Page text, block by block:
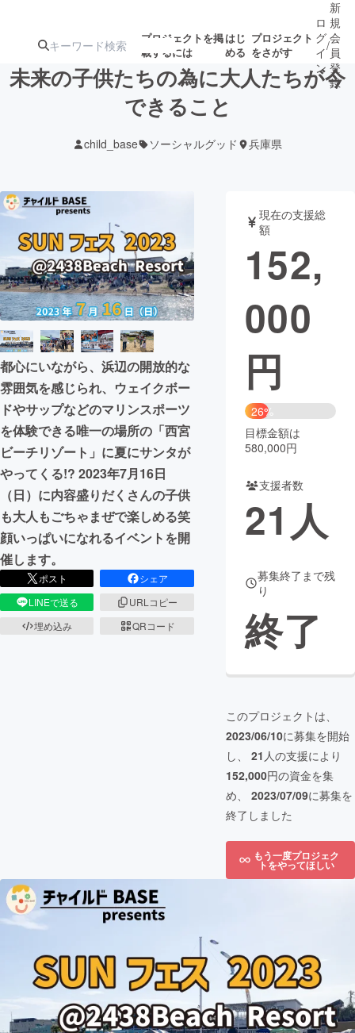
プロジェクトを掲
載するには
はじ
める
プロジェクト
をさがす
ターン
ジェクト
募集終了が近いプ
ロジェクト
アート・写真 音楽
テクノロジー・ガジェット ゲーム・サ
映像・映画
ビジネス・起業
まちづくり・地域活性化
CAMPFIRE for Social Good
CAMPFIRE Creation
CAMPFIREふるさと納税machi-ya コミュニティ
ロ
グ
イ
ン
/
新
規
会
員
登
録
未来の子供たちの為に大人たちが今
できること
child_base ソーシャルグッド 兵庫県
都心にいながら、浜辺の開放的な
雰囲気を感じられ、ウェイクボー
ドやサップなどのマリンスポーツ
を体験できる唯一の場所の「西宮
ビーチリゾート」に夏にサンタが
やってくる!? 2023年7月16日
（日）に内容盛りだくさんの子供
も大人もごちゃまぜで楽しめる笑
顔いっぱいになれるイベントを開
催します。
ポスト
シェア
LINEで送る
URLコピー
埋め込み
QRコード
現在の支援総
額
152,
000
円
26%
目標金額は
580,000円
支援者数
21 人
募集終了まで残
り
終了
このプロジェクトは、
2023/06/10に募集を開始
し、 21 人の支援により
152,000円の資金を集
め、 2023/07/09に募集を
終了しました
もう一度プロジェク
トをやってほしい